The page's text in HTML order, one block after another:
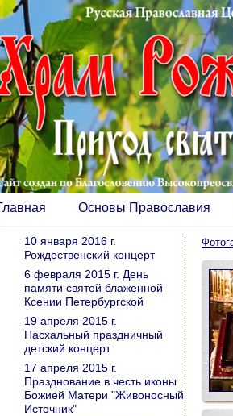
Основы Православия
10 января 2016 г.
Рождественский концерт
6 февраля 2015 г. День
памяти святой блаженной
Ксении Петербургской
19 апреля 2015 г.
Пасхальный праздничный
детский концерт
17 апреля 2015 г.
Празднование в честь иконы
Божией Матери "Живоносный
Источник"